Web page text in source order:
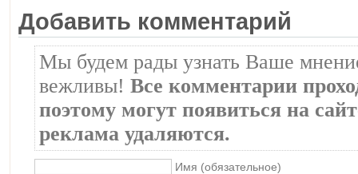
Добавить комментарий
Мы будем рады узнать Ваше
вежливы! Все комментарии
поэтому могут появиться на
реклама удаляются.
Имя (обязательное)